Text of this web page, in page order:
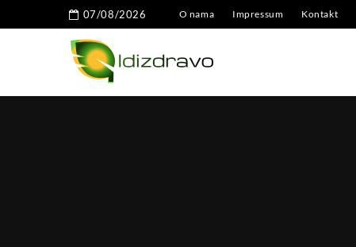
07/08/2026 O nama Impressum Kontakt